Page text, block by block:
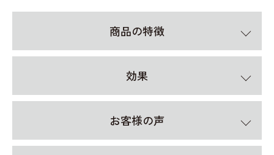
商品の特徴
効果
お客様の声